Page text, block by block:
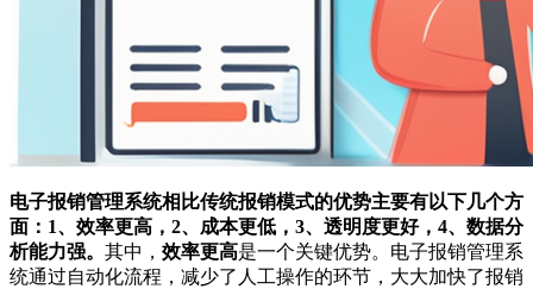
电子报销管理系统相比传统报销模式的优势主要有以下几个方
面：1、效率更高，2、成本更低，3、透明度更好，4、数据分
析能力强。 其中， 效率更高是一个关键优势。电子报销管理系
统通过自动化流程，减少了人工操作的环节，大大加快了报销